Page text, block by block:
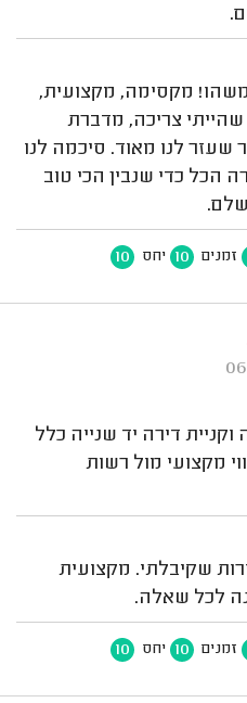
מקסימה, מקצועית,
צריכה, מדברת
לנו מאוד. סיכמה לנו
הכל כדי שנבין הכי טוב
זמנים 10 יחס 10
וקניית דירה יד שנייה כלל
מקצועי מול רשות
שקיבלתי. מקצועית
לכל שאלה.
זמנים 10 יחס 10